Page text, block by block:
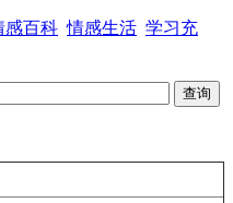
感百科 情感生活 学习充